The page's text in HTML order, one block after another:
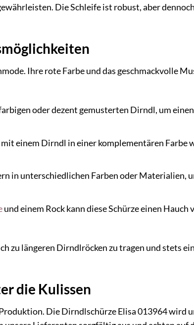
Die Schleife ist robust, aber
Ihre rote Farbe und das geschmackvolle
oder dezent gemusterten Dirndl, um
einem Dirndl in einer komplementären Farbe
in unterschiedlichen Farben oder Materialien,
und einem Rock kann diese Schürze einen
zu längeren Dirndlröcken zu tragen und stets
die Kulissen
Die Dirndlschürze Elisa 013964 wird